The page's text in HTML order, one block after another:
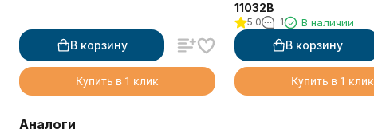
В корзину
Купить в 1 клик
11032B
5.0 1 В наличии
В корзину
Купить в 1 клик
Аналоги